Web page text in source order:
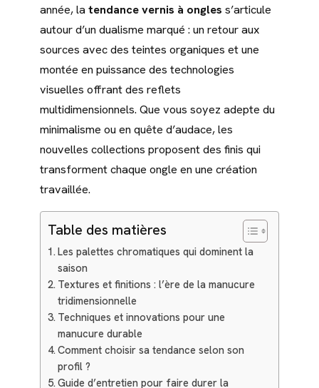
année, la tendance vernis à ongles s’articule
autour d’un dualisme marqué : un retour aux
sources avec des teintes organiques et une
montée en puissance des technologies
visuelles offrant des reflets
multidimensionnels. Que vous soyez adepte du
minimalisme ou en quête d’audace, les
nouvelles collections proposent des finis qui
transforment chaque ongle en une création
travaillée.
Table des matières
Les palettes chromatiques qui dominent la
saison
Textures et finitions : l’ère de la manucure
tridimensionnelle
Techniques et innovations pour une
manucure durable
Comment choisir sa tendance selon son
profil ?
Guide d’entretien pour faire durer la